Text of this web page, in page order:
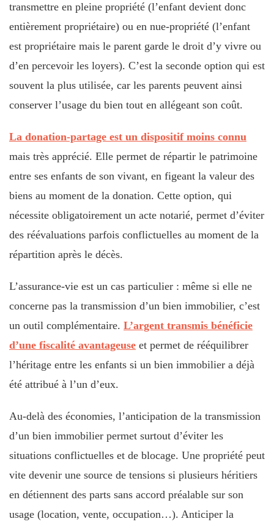
transmettre en pleine propriété (l’enfant devient donc
entièrement propriétaire) ou en nue-propriété (l’enfant
est propriétaire mais le parent garde le droit d’y vivre ou
d’en percevoir les loyers). C’est la seconde option qui est
souvent la plus utilisée, car les parents peuvent ainsi
conserver l’usage du bien tout en allégeant son coût.
La donation-partage est un dispositif moins connu
mais très apprécié. Elle permet de répartir le patrimoine
entre ses enfants de son vivant, en figeant la valeur des
biens au moment de la donation. Cette option, qui
nécessite obligatoirement un acte notarié, permet d’éviter
des réévaluations parfois conflictuelles au moment de la
répartition après le décès.
L’assurance-vie est un cas particulier : même si elle ne
concerne pas la transmission d’un bien immobilier, c’est
un outil complémentaire. L’argent transmis bénéficie
d’une fiscalité avantageuse et permet de rééquilibrer
l’héritage entre les enfants si un bien immobilier a déjà
été attribué à l’un d’eux.
Au-delà des économies, l’anticipation de la transmission
d’un bien immobilier permet surtout d’éviter les
situations conflictuelles et de blocage. Une propriété peut
vite devenir une source de tensions si plusieurs héritiers
en détiennent des parts sans accord préalable sur son
usage (location, vente, occupation…). Anticiper la